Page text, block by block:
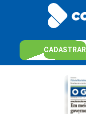
CADASTRAR